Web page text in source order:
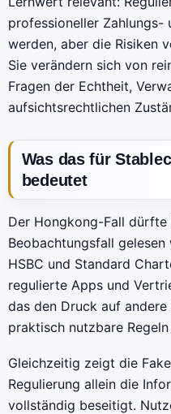
professioneller
werden, aber die Risiken
Sie verändern sich von
Fragen der Echtheit,
aufsichtsrechtlichen
Was das für
bedeutet
Der Hongkong-Fall
Beobachtungsfall gelesen
HSBC und Standard
regulierte Apps und
das den Druck auf
praktisch nutzbare
Gleichzeitig zeigt die
Regulierung allein die
vollständig beseitigt.